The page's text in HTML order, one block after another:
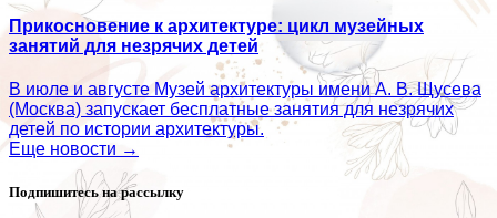
Прикосновение к архитектуре: цикл музейных
занятий для незрячих детей
В июле и августе Музей архитектуры имени А. В. Щусева
(Москва) запускает бесплатные занятия для незрячих
детей по истории архитектуры.
Еще новости →
Подпишитесь на рассылку